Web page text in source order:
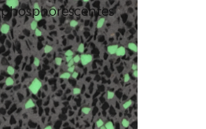
phosphorescentes